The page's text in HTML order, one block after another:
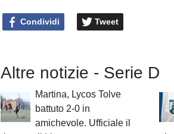
Condividi Tweet
Altre notizie - Serie D
Martina, Lycos Tolve
battuto 2-0 in
amichevole. Ufficiale il